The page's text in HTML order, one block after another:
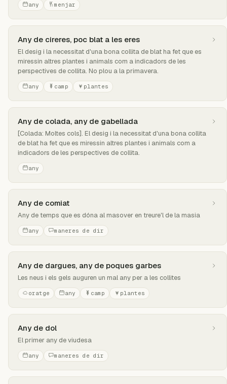
any menjar
Any de cireres, poc blat a les eres
El desig i la necessitat d'una bona collita de blat ha fet que es
miressin altres plantes i animals com a indicadors de les
perspectives de collita. No plou a la primavera.
any camp plantes
Any de colada, any de gabellada
[Colada: Moltes cols]. El desig i la necessitat d'una bona collita
de blat ha fet que es miressin altres plantes i animals com a
indicadors de les perspectives de collita.
any
Any de comiat
Any de temps que es dóna al masover en treure'l de la masia
any maneres de dir
Any de dargues, any de poques garbes
Les neus i els gels auguren un mal any per a les collites
oratge any camp plantes
Any de dol
El primer any de viudesa
any maneres de dir